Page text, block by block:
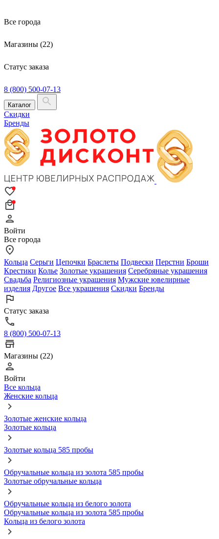
Все города
Магазины (22)
Статус заказа
8 (800) 500-07-13
Каталог
Скидки
Бренды
Войти
Все города
Кольца Серьги Цепочки Браслеты Подвески Перстни Броши
Крестики Колье Золотые украшения Серебряные украшения
Свадьба Религиозные украшения Мужские ювелирные
изделия Другое Все украшения Скидки Бренды
Статус заказа
8 (800) 500-07-13
Магазины (22)
Войти
Все кольца
Женские кольца
Золотые женские кольца
Золотые кольца
Золотые кольца 585 пробы
Обручальные кольца из золота 585 пробы
Золотые обручальные кольца
Обручальные кольца из белого золота
Обручальные кольца из золота 585 пробы
Кольца из белого золота